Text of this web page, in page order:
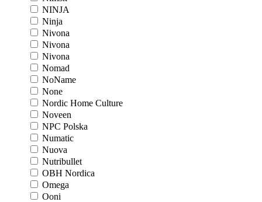
NINJA
Ninja
Nivona
Nivona
Nivona
Nomad
NoName
None
Nordic Home Culture
Noveen
NPC Polska
Numatic
Nuova
Nutribullet
OBH Nordica
Omega
Ooni